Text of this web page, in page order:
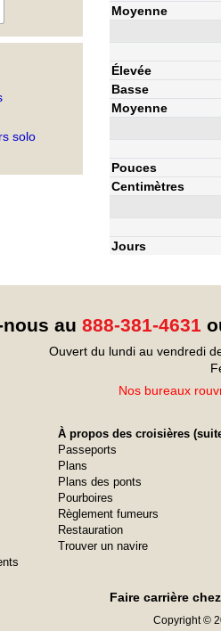
solo
Moyenne
Élevée
Basse
Moyenne
Pouces
Centimètres
Jours
au 888-381-4631
Ouvert du lundi au vendredi
Nos bureaux
À propos des croisières
Passeports
Plans
Plans des ponts
Pourboires
Règlement fumeurs
Restauration
Trouver un navire
Faire carrière
Copyright ©